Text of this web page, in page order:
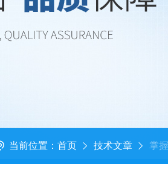
当前位置： 首页 技术文章 掌握连